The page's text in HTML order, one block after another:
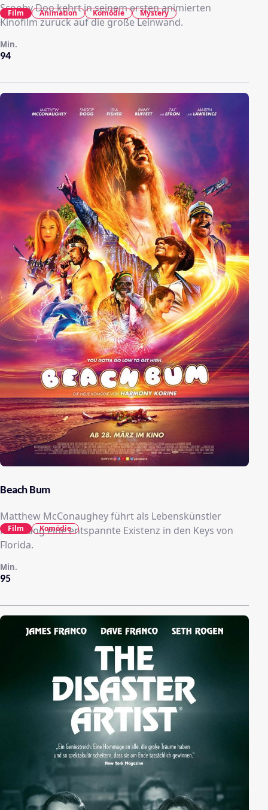
Scooby Doo kehrt in seinem ersten animierten
Kinofilm zurück auf die große Leinwand.
94
Min.
Film Animation Komödie Mystery
Beach Bum
Matthew McConaughey führt als Lebenskünstler
Moondog eine entspannte Existenz in den Keys von
Florida.
95
Min.
Film Komödie